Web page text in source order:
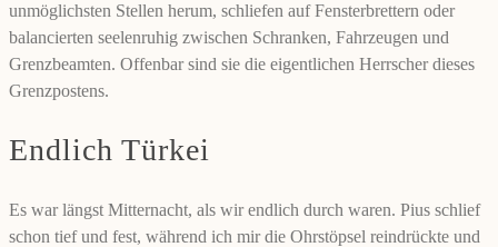
unmöglichsten Stellen herum, schliefen auf Fensterbrettern oder
balancierten seelenruhig zwischen Schranken, Fahrzeugen und
Grenzbeamten. Offenbar sind sie die eigentlichen Herrscher dieses
Grenzpostens.
Endlich Türkei
Es war längst Mitternacht, als wir endlich durch waren. Pius schlief
schon tief und fest, während ich mir die Ohrstöpsel reindrückte und